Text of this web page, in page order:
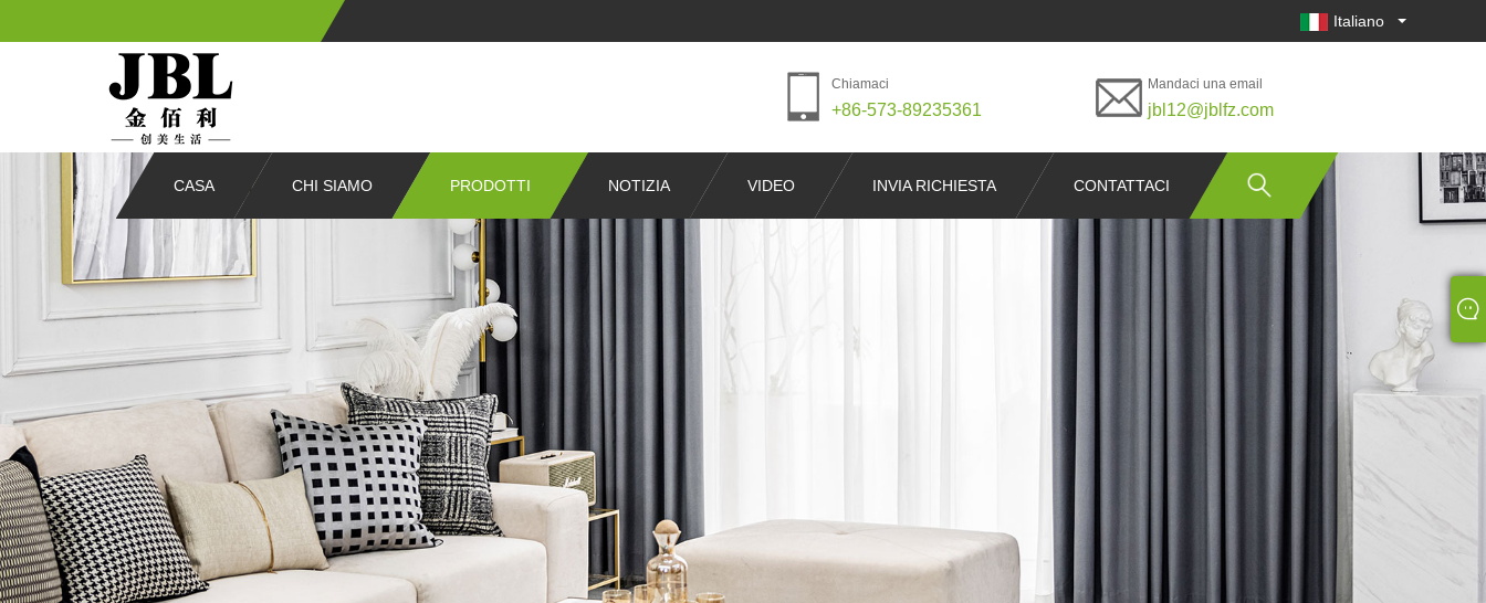
Italiano
Chiamaci
+86-573-89235361
Mandaci una email
jbl12@jblfz.com
CASA CHI SIAMO PRODOTTI NOTIZIA VIDEO INVIA RICHIESTA CONTATTACI